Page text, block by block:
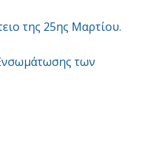
της 25ης Μαρτίου.
των